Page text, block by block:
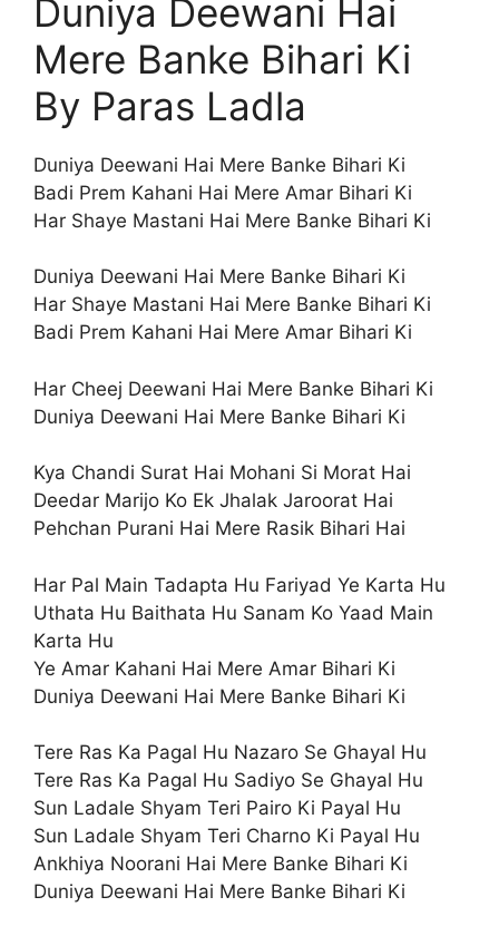
Duniya Deewani Hai
Mere Banke Bihari Ki
By Paras Ladla
Duniya Deewani Hai Mere Banke Bihari Ki
Badi Prem Kahani Hai Mere Amar Bihari Ki
Har Shaye Mastani Hai Mere Banke Bihari Ki
Duniya Deewani Hai Mere Banke Bihari Ki
Har Shaye Mastani Hai Mere Banke Bihari Ki
Badi Prem Kahani Hai Mere Amar Bihari Ki
Har Cheej Deewani Hai Mere Banke Bihari Ki
Duniya Deewani Hai Mere Banke Bihari Ki
Kya Chandi Surat Hai Mohani Si Morat Hai
Deedar Marijo Ko Ek Jhalak Jaroorat Hai
Pehchan Purani Hai Mere Rasik Bihari Hai
Har Pal Main Tadapta Hu Fariyad Ye Karta Hu
Uthata Hu Baithata Hu Sanam Ko Yaad Main
Karta Hu
Ye Amar Kahani Hai Mere Amar Bihari Ki
Duniya Deewani Hai Mere Banke Bihari Ki
Tere Ras Ka Pagal Hu Nazaro Se Ghayal Hu
Tere Ras Ka Pagal Hu Sadiyo Se Ghayal Hu
Sun Ladale Shyam Teri Pairo Ki Payal Hu
Sun Ladale Shyam Teri Charno Ki Payal Hu
Ankhiya Noorani Hai Mere Banke Bihari Ki
Duniya Deewani Hai Mere Banke Bihari Ki